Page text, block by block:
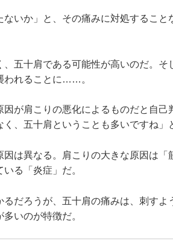
いか」と、その痛みに対処すること
五十肩である可能性が高いのだ。そ
われることに……。
因が肩こりの悪化によるものだと自己
、五十肩ということも多いですね」
は異なる。肩こりの大きな原因は「
る「炎症」だ。
だろうが、五十肩の痛みは、刺すよ
いのが特徴だ。